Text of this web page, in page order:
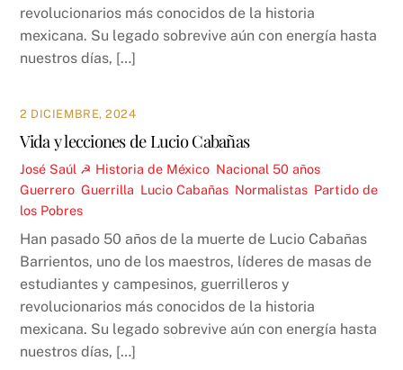
revolucionarios más conocidos de la historia
mexicana. Su legado sobrevive aún con energía hasta
nuestros días, […]
2 DICIEMBRE, 2024
Vida y lecciones de Lucio Cabañas
José Saúl ☭ Historia de México Nacional 50 años
Guerrero ,Guerrilla Lucio Cabañas Normalistas Partido de
los Pobres
Han pasado 50 años de la muerte de Lucio Cabañas
Barrientos, uno de los maestros, líderes de masas de
estudiantes y campesinos, guerrilleros y
revolucionarios más conocidos de la historia
mexicana. Su legado sobrevive aún con energía hasta
nuestros días, […]